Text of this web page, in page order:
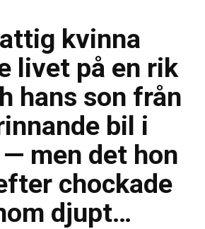
kvinna
livet på en rik
hans son från
bil i
men det hon
chockade
djupt…